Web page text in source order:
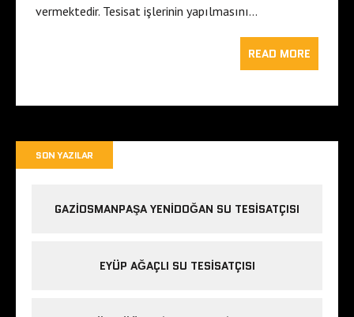
vermektedir. Tesisat işlerinin yapılmasını…
READ MORE
SON YAZILAR
GAZIOSMANPAŞA YENIDOĞAN SU TESISATÇISI
EYÜP AĞAÇLI SU TESISATÇISI